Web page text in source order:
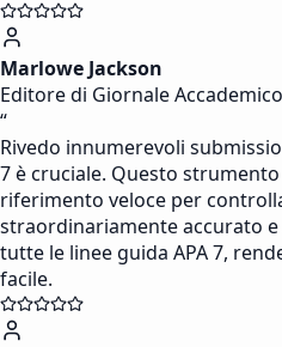
Marlowe Jackson
Editore di Giornale Accademico
“
Rivedo innumerevoli
7 è cruciale. Questo
riferimento veloce per
straordinariamente accurato
tutte le linee guida APA 7,
facile.